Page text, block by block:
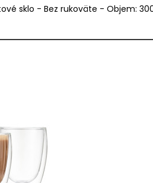
sklo - Bez rukoväte - Objem: